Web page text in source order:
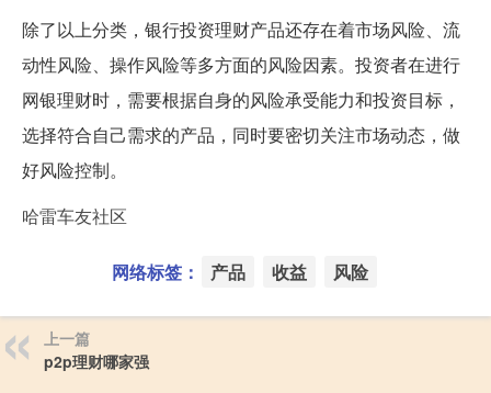
除了以上分类，银行投资理财产品还存在着市场风险、流
动性风险、操作风险等多方面的风险因素。投资者在进行
网银理财时，需要根据自身的风险承受能力和投资目标，
选择符合自己需求的产品，同时要密切关注市场动态，做
好风险控制。
哈雷车友社区
网络标签： 产品 收益 风险
上一篇
p2p理财哪家强